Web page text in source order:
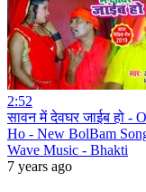
2:52
सावन में देवघर जाईब हो -
Ho - New BolBam
Wave Music - Bhakti
7 years ago